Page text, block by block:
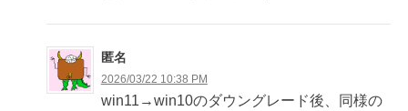
匿名
2026/03/22 10:38 PM
win11→win10のダウングレード後、同様の